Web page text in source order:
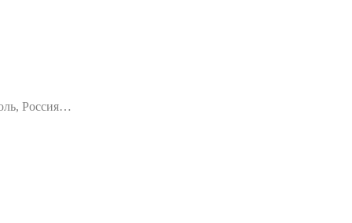
Россия…